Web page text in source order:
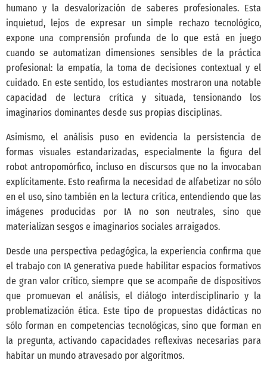
humano y la desvalorización de saberes profesionales. Esta
inquietud, lejos de expresar un simple rechazo tecnológico,
expone una comprensión profunda de lo que está en juego
cuando se automatizan dimensiones sensibles de la práctica
profesional: la empatía, la toma de decisiones contextual y el
cuidado. En este sentido, los estudiantes mostraron una notable
capacidad de lectura crítica y situada, tensionando los
imaginarios dominantes desde sus propias disciplinas.
Asimismo, el análisis puso en evidencia la persistencia de
formas visuales estandarizadas, especialmente la figura del
robot antropomórfico, incluso en discursos que no la invocaban
explícitamente. Esto reafirma la necesidad de alfabetizar no sólo
en el uso, sino también en la lectura crítica, entendiendo que las
imágenes producidas por IA no son neutrales, sino que
materializan sesgos e imaginarios sociales arraigados.
Desde una perspectiva pedagógica, la experiencia confirma que
el trabajo con IA generativa puede habilitar espacios formativos
de gran valor crítico, siempre que se acompañe de dispositivos
que promuevan el análisis, el diálogo interdisciplinario y la
problematización ética. Este tipo de propuestas didácticas no
sólo forman en competencias tecnológicas, sino que forman en
la pregunta, activando capacidades reflexivas necesarias para
habitar un mundo atravesado por algoritmos.